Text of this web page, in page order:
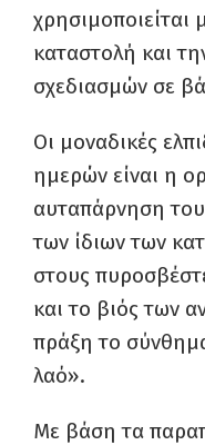
χρησιμοποιείται
καταστολή και
σχεδιασμών σε
Οι μοναδικές
ημερών είναι η
αυταπάρνηση
των ίδιων των
στους
και το βιός των
πράξη το
λαό».
Με βάση τα